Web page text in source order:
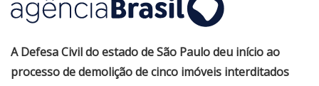
A Defesa Civil do estado de São Paulo deu início ao
processo de demolição de cinco imóveis interditados